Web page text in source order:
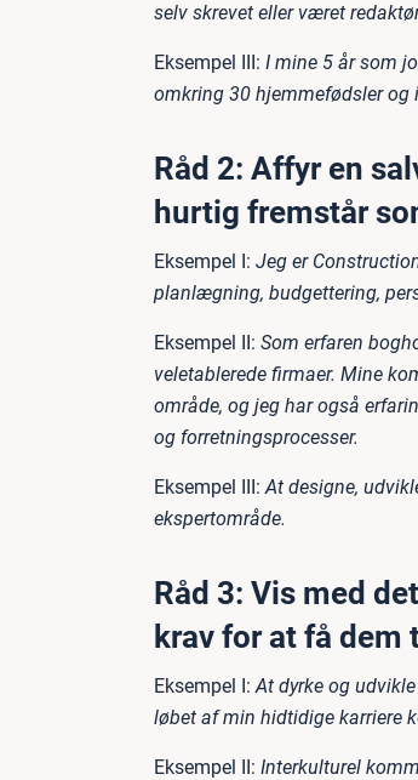
selv skrevet eller været
Eksempel III: I mine 5 år som
omkring 30 hjemmefødsler og
Råd 2: Affyr en
hurtig fremstår
Eksempel I: Jeg er
planlægning, budgettering,
Eksempel II: Som erfaren
veletablerede firmaer. Mine
område, og jeg har også
og forretningsprocesser.
Eksempel III: At designe,
ekspertområde.
Råd 3: Vis med
krav for at få
Eksempel I:At dyrke og
løbet af min hidtidige karriere
Eksempel II: Interkulturel